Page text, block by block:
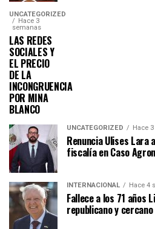
UNCATEGORIZED
Hace 3
semanas
LAS REDES
SOCIALES Y
EL PRECIO
DE LA
INCONGRUENCIA
POR MINA
BLANCO
UNCATEGORIZED Hace
Renuncia Ulises Lara
fiscalía en Caso
INTERNACIONAL Hace 4
Fallece a los 71 años
republicano y